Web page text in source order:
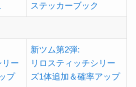
ステッカーブック
リー
プ
新ツム第2弾:
リロスティッチシリー
ズ1体追加＆確率アップ